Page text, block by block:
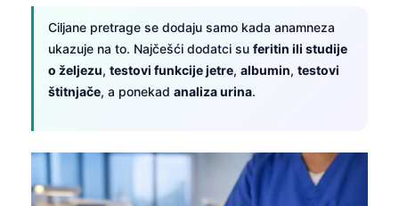
Ciljane pretrage se dodaju samo kada anamneza
ukazuje na to. Najčešći dodatci su feritin ili studije
o željezu, testovi funkcije jetre, albumin, testovi
štitnjače, a ponekad analiza urina.
తెలుగు
മലയാളം
Bahasa Melayu
Tiếng Việt